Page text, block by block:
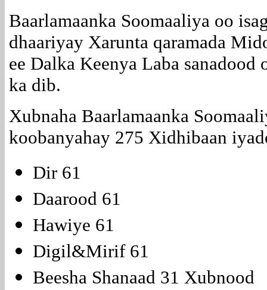
Baarlamaanka Soomaaliya oo
dhaariyay Xarunta qaramada
ee Dalka Keenya Laba
ka dib.
Xubnaha Baarlamaanka
koobanyahay 275 Xidhibaan
Dir 61
Daarood 61
Hawiye 61
Digil&Mirif 61
Beesha Shanaad 31 Xubnood